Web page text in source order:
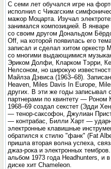
С семи лет обучался игре на
исполнил с Чикагским
мажор Моцарта. Изучал
занимался композицией. В
со своим другом Дональдом
Off, на которой появилась его
записал и сделал хитом оркестр
со многими выдающимися
Эриком Долфи, Кларком Тэрри,
Нелсоном, но широкую
Майлза Дэвиса (1963–68).
Heaven, Miles Davis In Europe,
других. В эти же годы записывал
партнерами по квинтету —
1968–69 создал секстет (Эдди
— тенор-саксофон, Джулиан
— контрабас, Билли Харт —
электронные клавишные
обратился к стилю "фанк" (Fat
пришла вторая волна успеха,
джаз-рока и электронных
альбом 1973 года Headhunters, и
диске хит Chameleon.